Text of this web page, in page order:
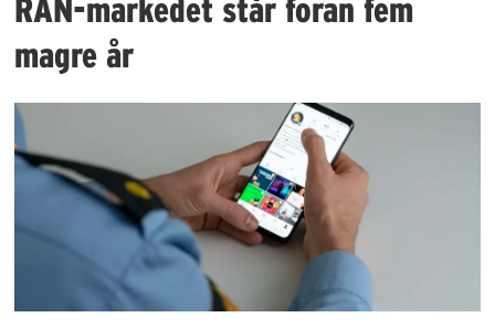
RAN-markedet står foran fem
magre år